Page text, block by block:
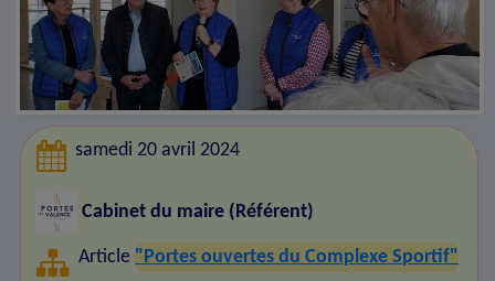
samedi 20 avril 2024
Cabinet du maire (Référent)
Article "Portes ouvertes du Complexe Sportif"